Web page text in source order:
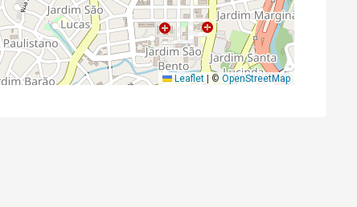
Leaflet | © OpenStreetMap